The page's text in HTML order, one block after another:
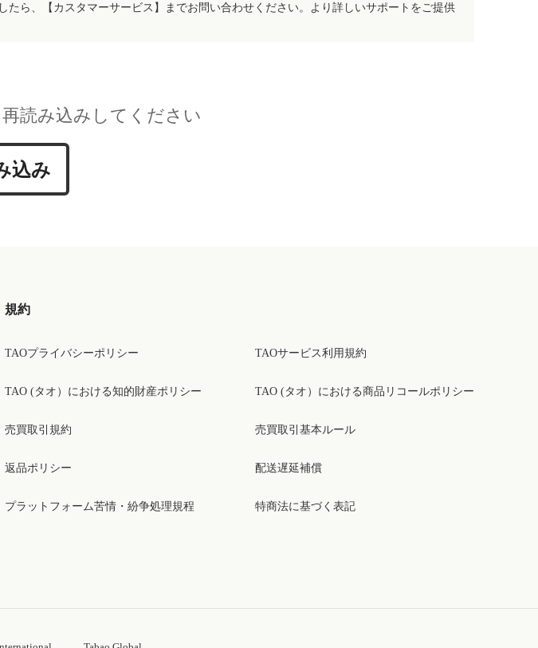
ら、【カスタマーサービス】までお問い合わせください。より詳しいサポートをご提供
読み込みしてください
込み
規約
TAOプライバシーポリシー
TAO (タオ）における知的財産ポリシー
売買取引規約
返品ポリシー
プラットフォーム苦情・紛争処理規程
TAOサービス利用規約
TAO (タオ）における商品リコールポリシー
売買取引基本ルール
配送遅延補償
特商法に基づく表記